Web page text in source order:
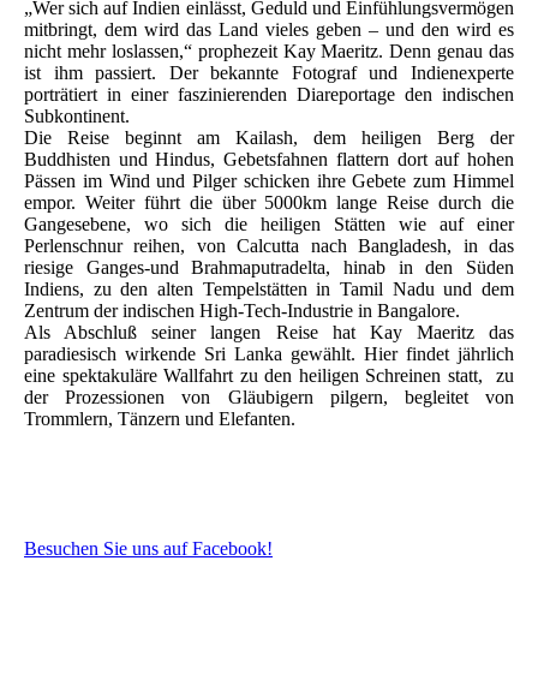
„Wer sich auf Indien einlässt, Geduld und Einfühlungsvermögen
mitbringt, dem wird das Land vieles geben – und den wird es
nicht mehr loslassen,“ prophezeit Kay Maeritz. Denn genau das
ist ihm passiert. Der bekannte Fotograf und Indienexperte
porträtiert in einer faszinierenden Diareportage den indischen
Subkontinent.
Die Reise beginnt am Kailash, dem heiligen Berg der
Buddhisten und Hindus, Gebetsfahnen flattern dort auf hohen
Pässen im Wind und Pilger schicken ihre Gebete zum Himmel
empor. Weiter führt die über 5000km lange Reise durch die
Gangesebene, wo sich die heiligen Stätten wie auf einer
Perlenschnur reihen, von Calcutta nach Bangladesh, in das
riesige Ganges-und Brahmaputradelta, hinab in den Süden
Indiens, zu den alten Tempelstätten in Tamil Nadu und dem
Zentrum der indischen High-Tech-Industrie in Bangalore.
Als Abschluß seiner langen Reise hat Kay Maeritz das
paradiesisch wirkende Sri Lanka gewählt. Hier findet jährlich
eine spektakuläre Wallfahrt zu den heiligen Schreinen statt, zu
der Prozessionen von Gläubigern pilgern, begleitet von
Trommlern, Tänzern und Elefanten.
Besuchen Sie uns auf Facebook!